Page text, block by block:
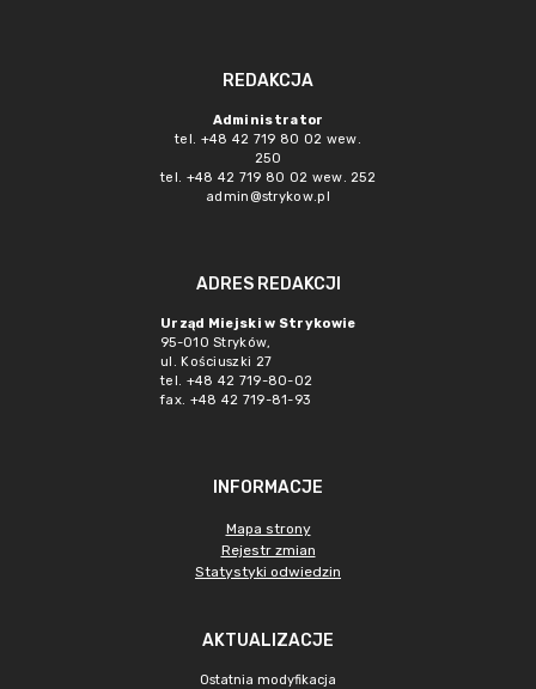
REDAKCJA
Administrator
tel. +48 42 719 80 02 wew.
250
tel. +48 42 719 80 02 wew. 252
admin@strykow.pl
ADRES REDAKCJI
Urząd Miejski w Strykowie
95-010 Stryków,
ul. Kościuszki 27
tel. +48 42 719-80-02
fax. +48 42 719-81-93
INFORMACJE
Mapa strony
Rejestr zmian
Statystyki odwiedzin
AKTUALIZACJE
Ostatnia modyfikacja